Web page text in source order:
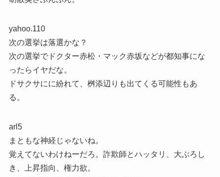
yahoo.110
次の選挙は落選かな？
次の選挙でドクター赤松・マック赤坂などが都知事にな
ったらイヤだな。
ドサクサにに紛れて、桝添辺りも出てくる可能性もあ
る。
arl5
まともな神経じゃないね。
覚えてないわけねーだろ。詐欺師とハッタリ、大ぶろし
き、上昇指向、権力欲。